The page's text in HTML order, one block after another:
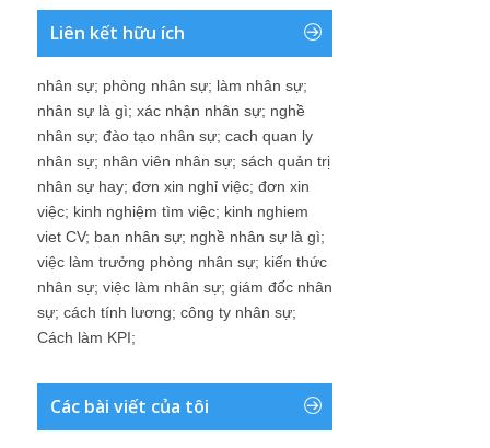
Liên kết hữu ích
nhân sự; phòng nhân sự; làm nhân sự;
nhân sự là gì; xác nhận nhân sự; nghề
nhân sự; đào tạo nhân sự; cach quan ly
nhân sự; nhân viên nhân sự; sách quản trị
nhân sự hay; đơn xin nghỉ việc; đơn xin
việc; kinh nghiệm tìm việc; kinh nghiem
viet CV; ban nhân sự; nghề nhân sự là gì;
việc làm trưởng phòng nhân sự; kiến thức
nhân sự; việc làm nhân sự; giám đốc nhân
sự; cách tính lương; công ty nhân sự;
Cách làm KPI;
Các bài viết của tôi